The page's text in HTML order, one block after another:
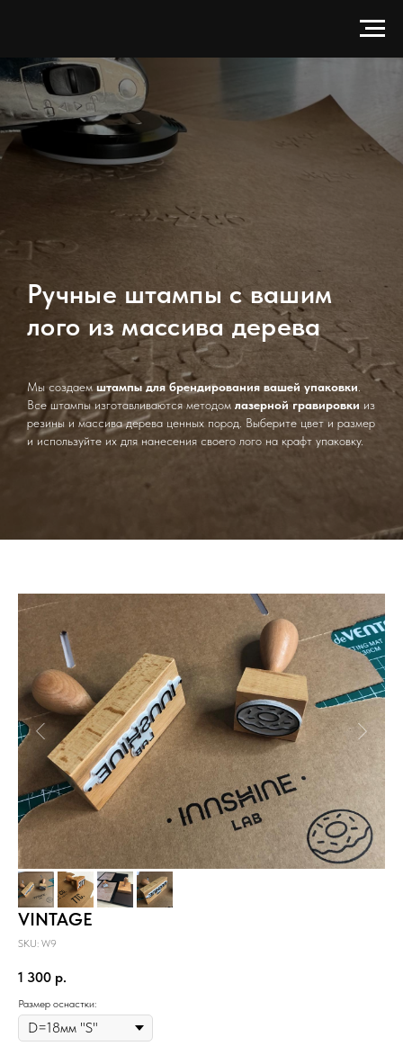
Ручные штампы с вашим
лого из массива дерева
Мы создаемштампы для брендирования вашей упаковки
Все штампы изготавливаются методом лазерной гравировки из
резины и массива дерева ценных пород. Выберите цвет и размер
и используйте их для нанесения своего лого на крафт упаковку.
VINTAGE
SKU: W9
1 300 р.
Размер оснастки: